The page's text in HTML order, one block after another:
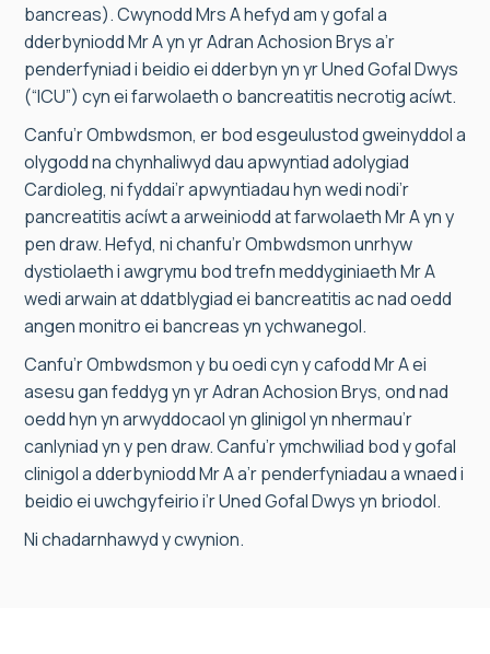
bancreas). Cwynodd Mrs A hefyd am y gofal a
dderbyniodd Mr A yn yr Adran Achosion Brys a’r
penderfyniad i beidio ei dderbyn yn yr Uned Gofal Dwys
(“ICU”) cyn ei farwolaeth o bancreatitis necrotig acíwt.
Canfu’r Ombwdsmon, er bod esgeulustod gweinyddol a
olygodd na chynhaliwyd dau apwyntiad adolygiad
Cardioleg, ni fyddai’r apwyntiadau hyn wedi nodi’r
pancreatitis acíwt a arweiniodd at farwolaeth Mr A yn y
pen draw. Hefyd, ni chanfu’r Ombwdsmon unrhyw
dystiolaeth i awgrymu bod trefn meddyginiaeth Mr A
wedi arwain at ddatblygiad ei bancreatitis ac nad oedd
angen monitro ei bancreas yn ychwanegol.
Canfu’r Ombwdsmon y bu oedi cyn y cafodd Mr A ei
asesu gan feddyg yn yr Adran Achosion Brys, ond nad
oedd hyn yn arwyddocaol yn glinigol yn nhermau’r
canlyniad yn y pen draw. Canfu’r ymchwiliad bod y gofal
clinigol a dderbyniodd Mr A a’r penderfyniadau a wnaed i
beidio ei uwchgyfeirio i’r Uned Gofal Dwys yn briodol.
Ni chadarnhawyd y cwynion.